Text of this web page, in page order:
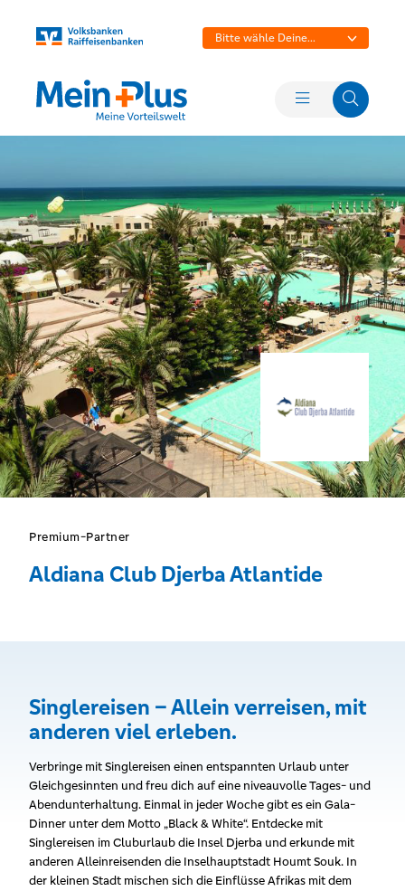
Bitte wähle Deine
Premium-Partner
Aldiana Club Djerba Atlantide
Singlereisen – Allein verreisen, mit
anderen viel erleben.
Verbringe mit Singlereisen einen entspannten Urlaub unter
Gleichgesinnten und freu dich auf eine niveauvolle Tages- und
Abendunterhaltung. Einmal in jeder Woche gibt es ein Gala-
Dinner unter dem Motto „Black & White“. Entdecke mit
Singlereisen im Cluburlaub die Insel Djerba und erkunde mit
anderen Alleinreisenden die Inselhauptstadt Houmt Souk. In
der kleinen Stadt mischen sich die Einflüsse Afrikas mit dem